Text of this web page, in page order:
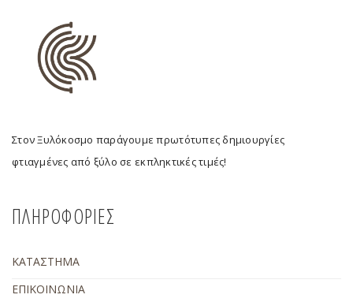
Στον Ξυλόκοσμο παράγουμε πρωτότυπες δημιουργίες
φτιαγμένες από ξύλο σε εκπληκτικές τιμές!
ΠΛΗΡΟΦΟΡΙΕΣ
ΚΑΤΑΣΤΗΜΑ
ΕΠΙΚΟΙΝΩΝΙΑ